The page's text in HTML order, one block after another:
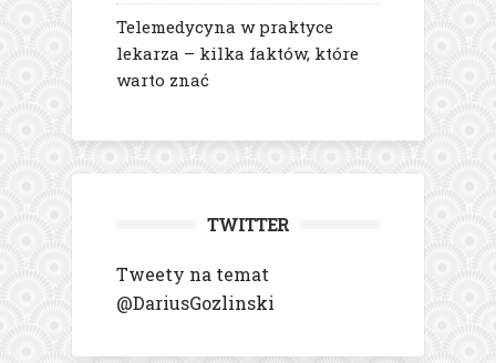
Telemedycyna w praktyce
lekarza – kilka faktów, które
warto znać
TWITTER
Tweety na temat
@DariusGozlinski